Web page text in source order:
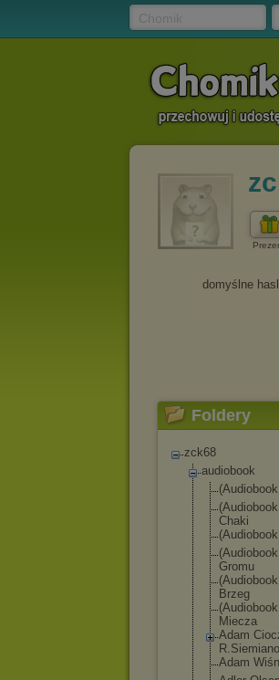
Foldery
zck68
audiobook
Chaki
Gromu
Brzeg
Miecza
Adam
Adam